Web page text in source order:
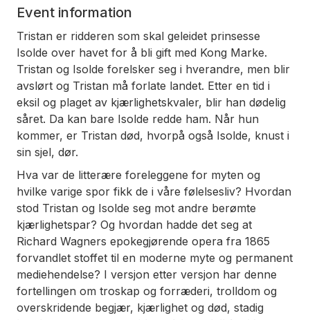
Event information
Tristan er ridderen som skal geleidet prinsesse
Isolde over havet for å bli gift med Kong Marke.
Tristan og Isolde forelsker seg i hverandre, men blir
avslørt og Tristan må forlate landet. Etter en tid i
eksil og plaget av kjærlighetskvaler, blir han dødelig
såret. Da kan bare Isolde redde ham. Når hun
kommer, er Tristan død, hvorpå også Isolde, knust i
sin sjel, dør.
Hva var de litterære foreleggene for myten og
hvilke varige spor fikk de i våre følelsesliv? Hvordan
stod Tristan og Isolde seg mot andre berømte
kjærlighetspar? Og hvordan hadde det seg at
Richard Wagners epokegjørende opera fra 1865
forvandlet stoffet til en moderne myte og permanent
mediehendelse? I versjon etter versjon har denne
fortellingen om troskap og forræderi, trolldom og
overskridende begjær, kjærlighet og død, stadig